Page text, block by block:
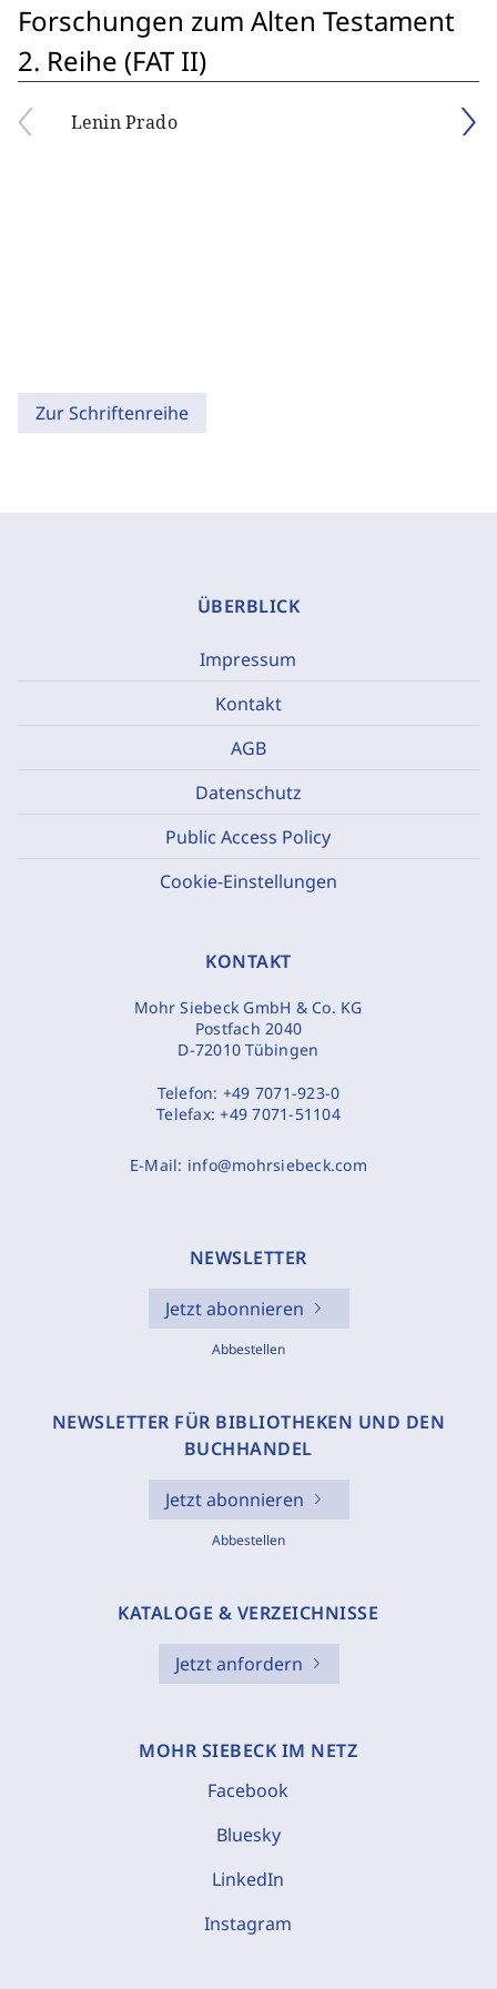
Forschungen zum Alten Testament
2. Reihe (FAT II)
Lenin Prado
Zur Schriftenreihe
ÜBERBLICK
Impressum
Kontakt
AGB
Datenschutz
Public Access Policy
Cookie-Einstellungen
KONTAKT
Mohr Siebeck GmbH & Co. KG
Postfach 2040
D-72010 Tübingen
Telefon: +49 7071-923-0
Telefax:+49 7071-51104
E-Mail: info@mohrsiebeck.com
NEWSLETTER
Jetzt abonnieren
Abbestellen
NEWSLETTER FÜR BIBLIOTHEKEN UND DEN
BUCHHANDEL
Jetzt abonnieren
Abbestellen
KATALOGE & VERZEICHNISSE
Jetzt anfordern
MOHR SIEBECK IM NETZ
Facebook
Bluesky
LinkedIn
Instagram